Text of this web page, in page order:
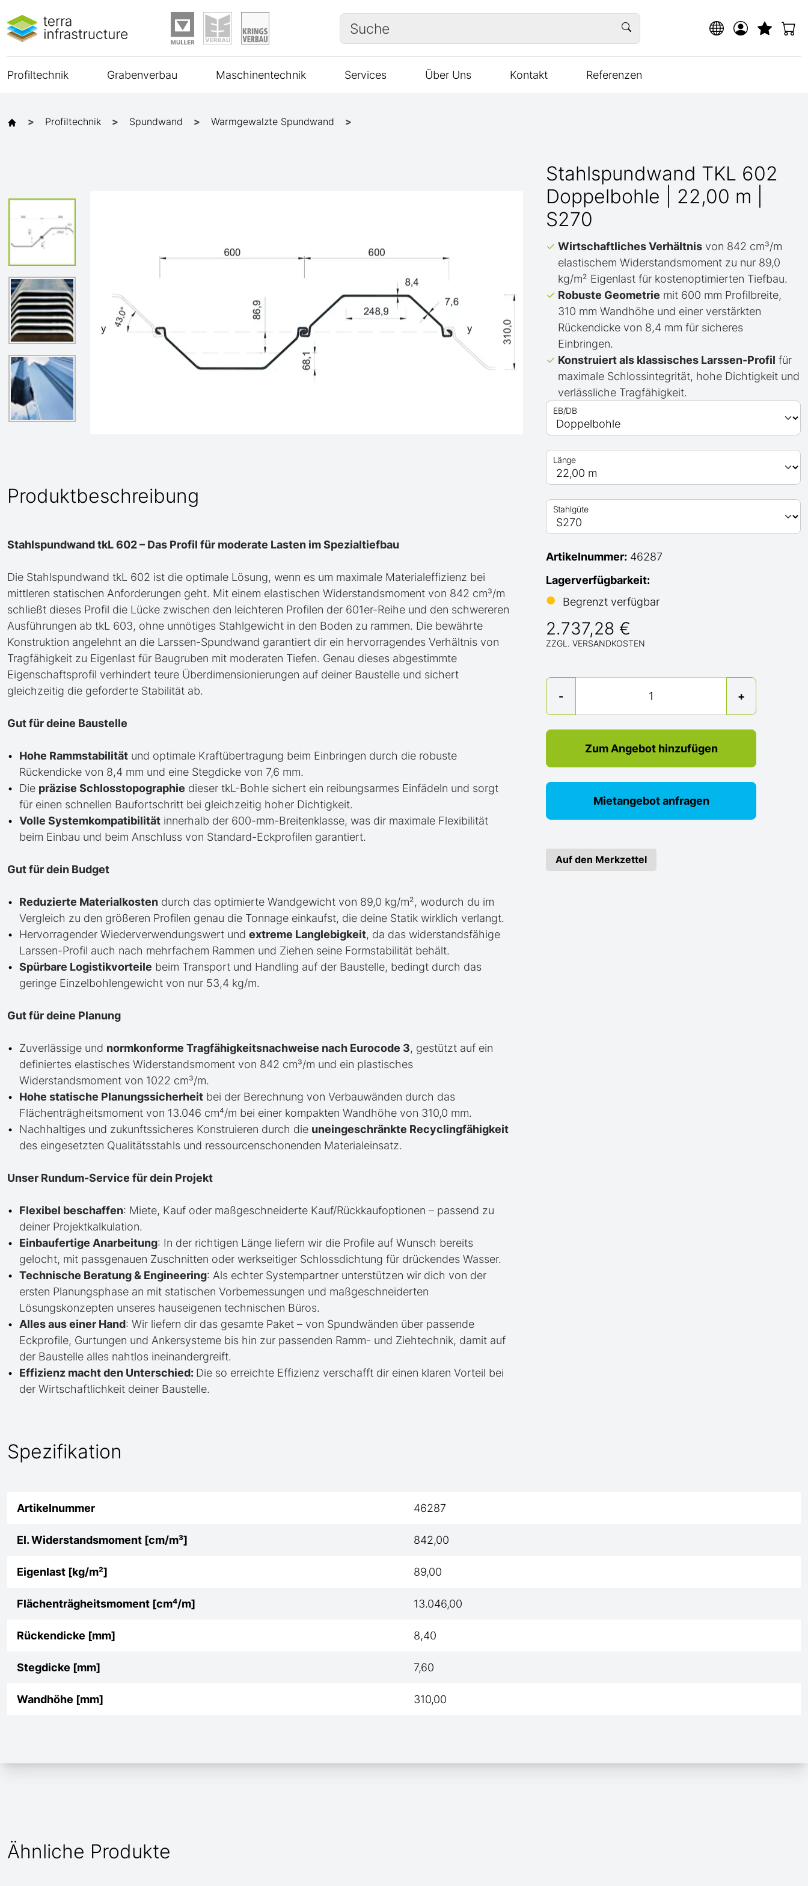
Suche
Profiltechnik Grabenverbau Maschinentechnik Services Über Uns Kontakt Referenzen
Profiltechnik Spundwand Warmgewalzte Spundwand
Produktbeschreibung
Stahlspundwand tkL 602 – Das Profil für moderate Lasten im Spezialtiefbau
Die Stahlspundwand tkL 602 ist die optimale Lösung, wenn es um maximale Materialeffizienz bei
mittleren statischen Anforderungen geht. Mit einem elastischen Widerstandsmoment von 842 cm³/m
schließt dieses Profil die Lücke zwischen den leichteren Profilen der 601er-Reihe und den schwereren
Ausführungen ab tkL 603, ohne unnötiges Stahlgewicht in den Boden zu rammen. Die bewährte
Konstruktion angelehnt an die Larssen-Spundwand garantiert dir ein hervorragendes Verhältnis von
Tragfähigkeit zu Eigenlast für Baugruben mit moderaten Tiefen. Genau dieses abgestimmte
Eigenschaftsprofil verhindert teure Überdimensionierungen auf deiner Baustelle und sichert
gleichzeitig die geforderte Stabilität ab.
Gut für deine Baustelle
Hohe Rammstabilität und optimale Kraftübertragung beim Einbringen durch die robuste
Rückendicke von 8,4 mm und eine Stegdicke von 7,6 mm.
Die präzise Schlosstopographie dieser tkL-Bohle sichert ein reibungsarmes Einfädeln und sorgt
für einen schnellen Baufortschritt bei gleichzeitig hoher Dichtigkeit.
Volle Systemkompatibilität innerhalb der 600-mm-Breitenklasse, was dir maximale Flexibilität
beim Einbau und beim Anschluss von Standard-Eckprofilen garantiert.
Gut für dein Budget
Reduzierte Materialkosten durch das optimierte Wandgewicht von 89,0 kg/m², wodurch du im
Vergleich zu den größeren Profilen genau die Tonnage einkaufst, die deine Statik wirklich verlangt.
Hervorragender Wiederverwendungswert und extreme Langlebigkeit, da das widerstandsfähige
Larssen-Profil auch nach mehrfachem Rammen und Ziehen seine Formstabilität behält.
Spürbare Logistikvorteile beim Transport und Handling auf der Baustelle, bedingt durch das
geringe Einzelbohlengewicht von nur 53,4 kg/m.
Gut für deine Planung
Zuverlässige und normkonforme Tragfähigkeitsnachweise nach Eurocode 3, gestützt auf ein
definiertes elastisches Widerstandsmoment von 842 cm³/m und ein plastisches
Widerstandsmoment von 1022 cm³/m.
Hohe statische Planungssicherheit bei der Berechnung von Verbauwänden durch das
Flächenträgheitsmoment von 13.046 cm⁴/m bei einer kompakten Wandhöhe von 310,0 mm.
Nachhaltiges und zukunftssicheres Konstruieren durch die uneingeschränkte Recyclingfähigkeit
des eingesetzten Qualitätsstahls und ressourcenschonenden Materialeinsatz.
Unser Rundum-Service für dein Projekt
Flexibel beschaffen: Miete, Kauf oder maßgeschneiderte Kauf/Rückkaufoptionen – passend zu
deiner Projektkalkulation.
Einbaufertige Anarbeitung: In der richtigen Länge liefern wir die Profile auf Wunsch bereits
gelocht, mit passgenauen Zuschnitten oder werkseitiger Schlossdichtung für drückendes Wasser.
Technische Beratung & Engineering: Als echter Systempartner unterstützen wir dich von der
ersten Planungsphase an mit statischen Vorbemessungen und maßgeschneiderten
Lösungskonzepten unseres hauseigenen technischen Büros.
Alles aus einer Hand: Wir liefern dir das gesamte Paket – von Spundwänden über passende
Eckprofile, Gurtungen und Ankersysteme bis hin zur passenden Ramm- und Ziehtechnik, damit auf
der Baustelle alles nahtlos ineinandergreift.
Effizienz macht den Unterschied: Die so erreichte Effizienz verschafft dir einen klaren Vorteil bei
der Wirtschaftlichkeit deiner Baustelle.
Stahlspundwand TKL 602
Doppelbohle | 22,00 m |
S270
Wirtschaftliches Verhältnis von 842 cm³/m
elastischem Widerstandsmoment zu nur 89,0
kg/m² Eigenlast für kostenoptimierten Tiefbau.
Robuste Geometrie mit 600 mm Profilbreite,
310 mm Wandhöhe und einer verstärkten
Rückendicke von 8,4 mm für sicheres
Einbringen.
Konstruiert als klassisches Larssen-Profil für
maximale Schlossintegrität, hohe Dichtigkeit und
verlässliche Tragfähigkeit.
EB/DB
Länge
Stahlgüte
Artikelnummer: 46287
Lagerverfügbarkeit:
●
Begrenzt verfügbar
2.737,28 €
ZZGL. VERSANDKOSTEN
-
Menge
+
Zum Angebot hinzufügen
Mietangebot anfragen
Auf den Merkzettel
Spezifikation
Artikelnummer 46287
El. Widerstandsmoment [cm/m³] 842,00
Eigenlast [kg/m²] 89,00
Flächenträgheitsmoment [cm⁴/m] 13.046,00
Rückendicke [mm] 8,40
Stegdicke [mm] 7,60
Wandhöhe [mm] 310,00
Ähnliche Produkte